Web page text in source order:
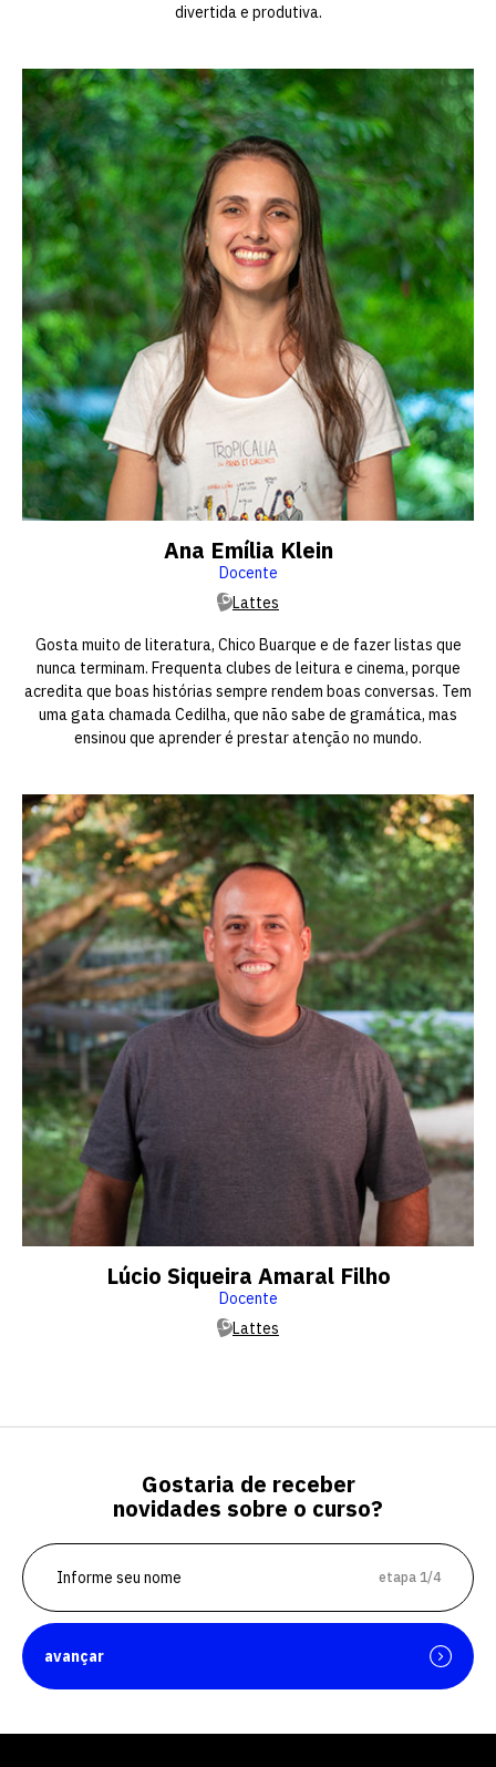
divertida e produtiva.
Ana Emília Klein
Docente
Lattes
Gosta muito de literatura, Chico Buarque e de fazer listas que
nunca terminam. Frequenta clubes de leitura e cinema, porque
acredita que boas histórias sempre rendem boas conversas. Tem
uma gata chamada Cedilha, que não sabe de gramática, mas
ensinou que aprender é prestar atenção no mundo.
Lúcio Siqueira Amaral Filho
Docente
Lattes
Gostaria de receber
novidades sobre o curso?
etapa 1/4
avançar